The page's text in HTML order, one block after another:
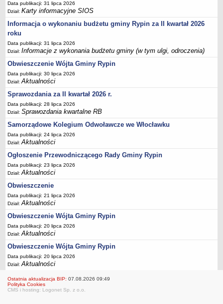
Rada gminy
Wójt
Urząd gminy
Jednostki organizacyjne, GOPS, Instytucja kultury, OSP
Jednostki pomocnicze - sołectwa
Plan pracy komisji rewizyjnej
Sesje Rady Gminy Rypin
PRAWO LOKALNE
Statut
Strategia rozwoju
Uchwały
Projekty uchwał
Protokoły
Imienne wykazy głosowań radnych
Postać dokumentów
Akty Prawne, Dzienniki Ustaw, Monitory Polskie
Prawo miejscowe
Zarządzenia
Studium uwarunkowań i kierunków zagospodarowania
przestrzennego
Dane przestrzenne - MPZP
obwodowych komisji wyborczych, opis granic okręgów wyborczych
Plan ogólny gminy Rypin
Data publikacji: 31 lipca 2026
Dział:Karty informacyjne SIOS
Informacja o wykonaniu budżetu gminy Rypin za II kwartał 2026
roku
Data publikacji: 31 lipca 2026
Dział:Informacje z wykonania budżetu gminy (w tym ulgi, odroczenia)
Obwieszczenie Wójta Gminy Rypin
Data publikacji: 30 lipca 2026
Dział:Aktualności
Sprawozdania za II kwartał 2026 r.
Data publikacji: 28 lipca 2026
Dział:Sprawozdania kwartalne RB
Samorządowe Kolegium Odwoławcze we Włocławku
Data publikacji: 24 lipca 2026
Dział:Aktualności
Ogłoszenie Przewodniczącego Rady Gminy Rypin
Data publikacji: 23 lipca 2026
Dział:Aktualności
Obwieszczenie
Data publikacji: 21 lipca 2026
Dział:Aktualności
Obwieszczenie Wójta Gminy Rypin
Data publikacji: 20 lipca 2026
Dział:Aktualności
Obwieszczenie Wójta Gminy Rypin
Data publikacji: 20 lipca 2026
Dział:Aktualności
Ostatnia aktualizacja BIP: 07.08.2026 09:49
Polityka Cookies
CMS i hosting: Logonet Sp. z o.o.